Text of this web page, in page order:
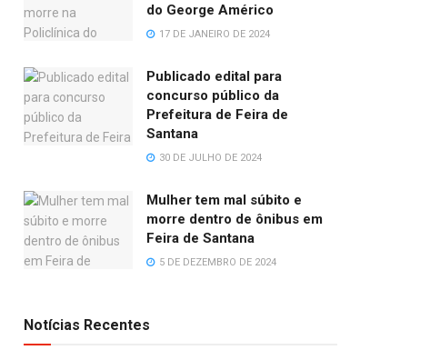
do George Américo
17 DE JANEIRO DE 2024
Publicado edital para
concurso público da
Prefeitura de Feira de
Santana
30 DE JULHO DE 2024
Mulher tem mal súbito e
morre dentro de ônibus em
Feira de Santana
5 DE DEZEMBRO DE 2024
Notícias Recentes